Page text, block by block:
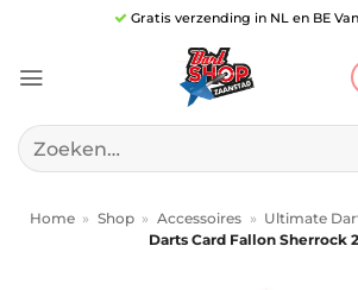
inhoud
Gratis verzending in NL en BE
Zoeken
naar:
Home » Shop » Accessoires » Ultimate
Darts Card Fallon Sherrock